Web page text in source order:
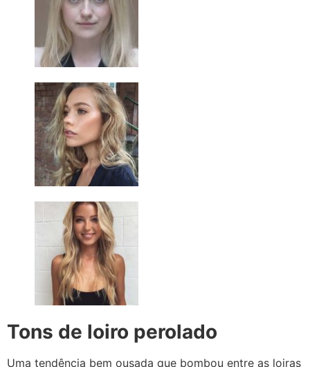
Tons de loiro perolado
Uma tendência bem ousada que bombou entre as loiras